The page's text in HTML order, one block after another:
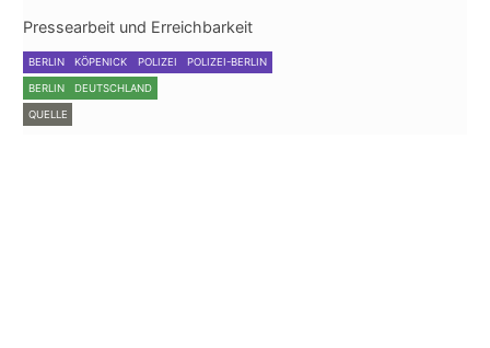
Pressearbeit und Erreichbarkeit
BERLIN KÖPENICK POLIZEI POLIZEI-BERLIN
BERLIN DEUTSCHLAND
QUELLE